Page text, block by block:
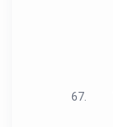
67.